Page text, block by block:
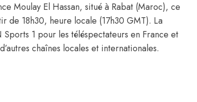
Moulay El Hassan, situé à Rabat (Maroc), ce
de 18h30, heure locale (17h30 GMT). La
1 pour les téléspectateurs en France et
chaînes locales et internationales.